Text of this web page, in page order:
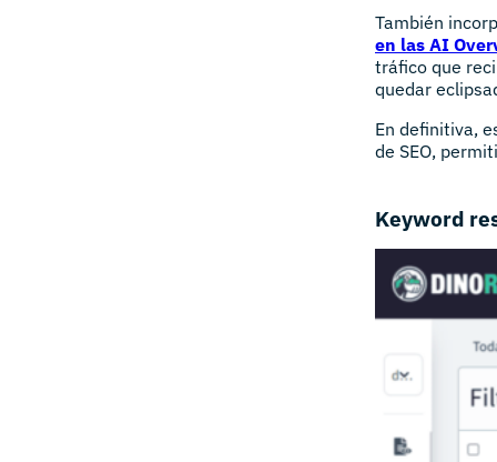
También
en las AI
tráfico que
quedar
En definitiva,
de SEO,
Keyword